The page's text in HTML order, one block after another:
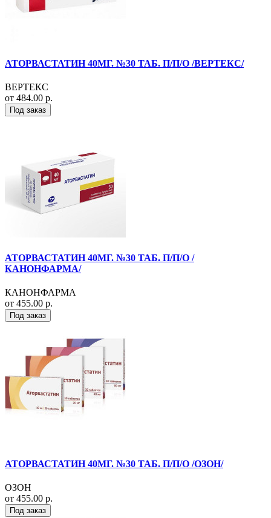
АТОРВАСТАТИН 40МГ. №30 ТАБ. П/П/О /ВЕРТЕКС/
ВЕРТЕКС
от 484.00 р.
Под заказ
АТОРВАСТАТИН 40МГ. №30 ТАБ. П/П/О /
КАНОНФАРМА/
КАНОНФАРМА
от 455.00 р.
Под заказ
АТОРВАСТАТИН 40МГ. №30 ТАБ. П/П/О /ОЗОН/
ОЗОН
от 455.00 р.
Под заказ